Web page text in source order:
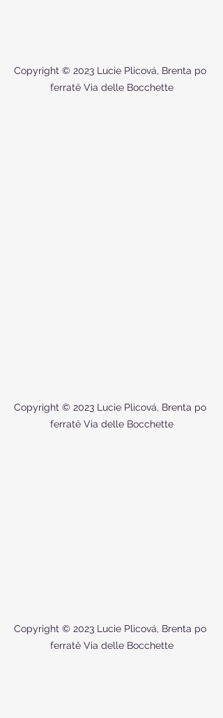
Copyright © 2023 Lucie Plicová, Brenta po
ferratě Via delle Bocchette
Copyright © 2023 Lucie Plicová, Brenta po
ferratě Via delle Bocchette
Copyright © 2023 Lucie Plicová, Brenta po
ferratě Via delle Bocchette